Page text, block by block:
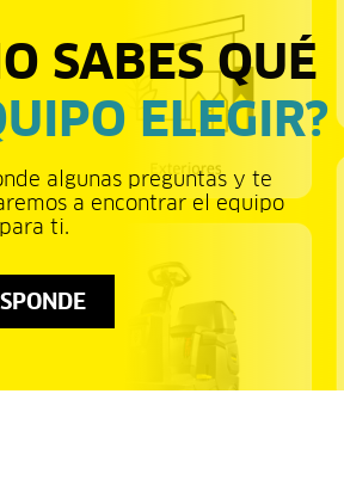
SABES QUÉ
ELEGIR?
algunas preguntas y te
a encontrar el equipo
ti.